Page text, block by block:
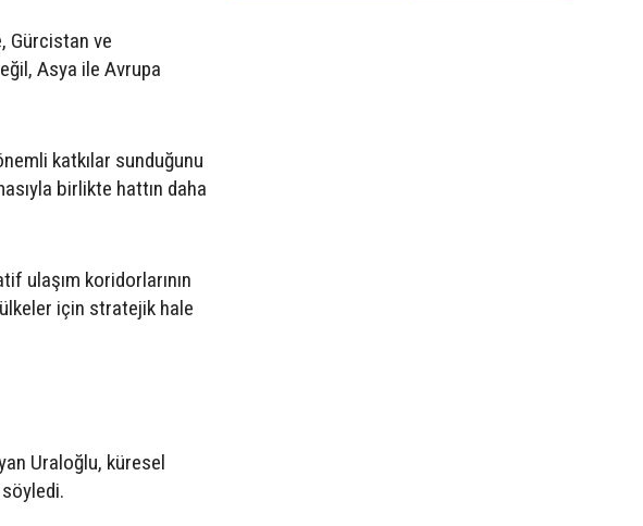
Gürcistan ve
Asya ile Avrupa
katkılar sunduğunu
birlikte hattın daha
ulaşım koridorlarının
için stratejik hale
Uraloğlu, küresel